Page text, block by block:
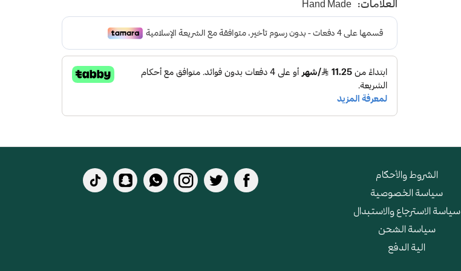
و طبقة اسفنجية عالية الجودة لتعطي شعور بالراحة ومقاومة الإنزلاق و التآكل
العلامات: Hand Made
الشروط والأحكام
سياسة الخصوصية
سياسة الاسترجاع والاستبدال
سياسة الشحن
الية الدفع